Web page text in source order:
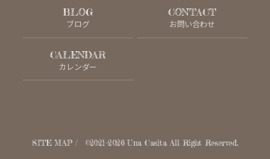
BLOG
ブログ
CONTACT
お問い合わせ
CALENDAR
カレンダー
SITE MAP ©2021-2026Una Casita All Right Reserved.